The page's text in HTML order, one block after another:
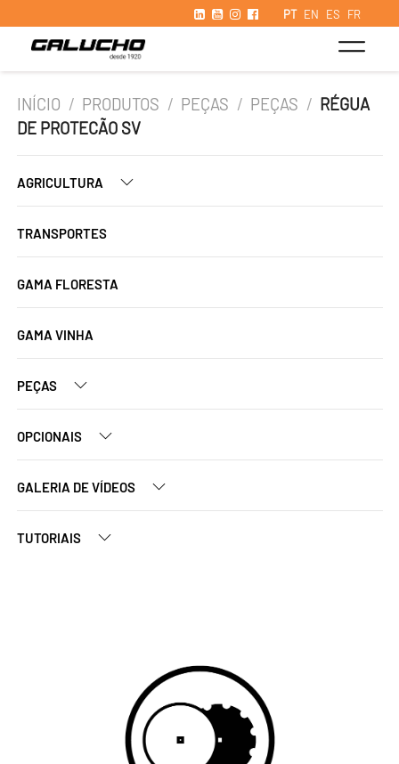
PT EN ES FR
INÍCIO / PRODUTOS / PEÇAS / PEÇAS / RÉGUA
DE PROTECÃO SV
AGRICULTURA
TRANSPORTES
GAMA FLORESTA
GAMA VINHA
PEÇAS
OPCIONAIS
GALERIA DE VÍDEOS
TUTORIAIS